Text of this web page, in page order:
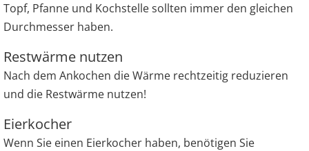
Topf, Pfanne und Kochstelle sollten immer den gleichen
Durchmesser haben.
Restwärme nutzen
Nach dem Ankochen die Wärme rechtzeitig reduzieren
und die Restwärme nutzen!
Eierkocher
Wenn Sie einen Eierkocher haben, benötigen Sie